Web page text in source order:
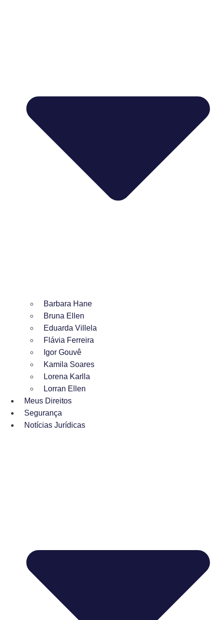
Barbara Hane
Bruna Ellen
Eduarda Villela
Flávia Ferreira
Igor Gouvê
Kamila Soares
Lorena Karlla
Lorran Ellen
Meus Direitos
Segurança
Notícias Jurídicas